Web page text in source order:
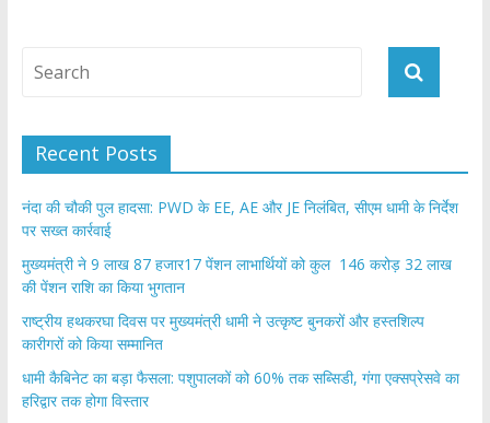
Recent Posts
नंदा की चौकी पुल हादसा: PWD के EE, AE और JE निलंबित, सीएम धामी के निर्देश
पर सख्त कार्रवाई
मुख्यमंत्री ने 9 लाख 87 हजार17 पेंशन लाभार्थियों को कुल 146 करोड़ 32 लाख
की पेंशन राशि का किया भुगतान
राष्ट्रीय हथकरघा दिवस पर मुख्यमंत्री धामी ने उत्कृष्ट बुनकरों और हस्तशिल्प
कारीगरों को किया सम्मानित
​धामी कैबिनेट का बड़ा फैसला: पशुपालकों को 60% तक सब्सिडी, गंगा एक्सप्रेसवे का
हरिद्वार तक होगा विस्तार